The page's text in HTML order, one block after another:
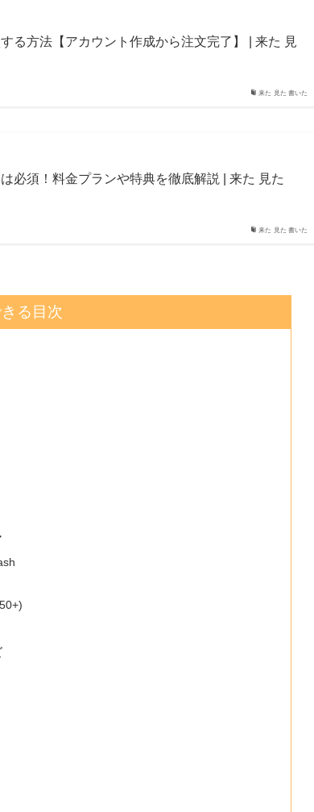
来た 見た 書いた
る方法【アカウント作成から注文完了】 | 来た 見
来た 見た 書いた
必須！料金プランや特典を徹底解説 | 来た 見た
る目次